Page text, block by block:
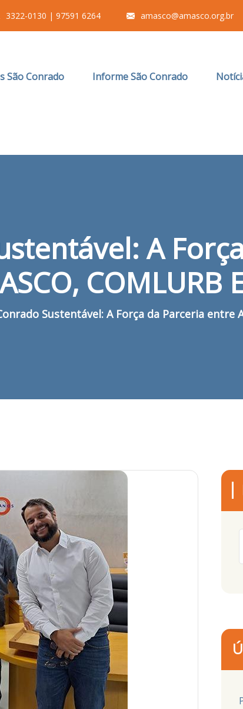
3322-0130 | 97591 6264 amasco@amasco.org.br
São Conrado Informe São Conrado
A
COMLURB
Sustentável: A Força da Parceria entre